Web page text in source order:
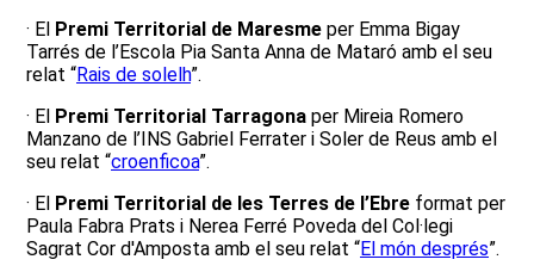
· El Premi Territorial de Maresme per Emma Bigay
Tarrés de l’Escola Pia Santa Anna de Mataró amb el seu
relat “Rais de solelh”.
· El Premi Territorial Tarragona per Mireia Romero
Manzano de l’INS Gabriel Ferrater i Soler de Reus amb el
seu relat “croenficoa”.
· El Premi Territorial de les Terres de l’Ebre format per
Paula Fabra Prats i Nerea Ferré Poveda del Col·legi
Sagrat Cor d'Amposta amb el seu relat “El món després”.